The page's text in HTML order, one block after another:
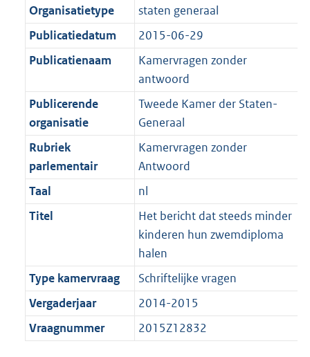
t
a
t
K
b
2
K
b
Organisatietype
staten generaal
Publicatiedatum
2015-06-29
Publicatienaam
Kamervragen zonder
antwoord
Publicerende
organisatie
Tweede Kamer der Staten-
Generaal
Rubriek
parlementair
Kamervragen zonder
Antwoord
Taal
nl
Titel
Het bericht dat steeds minder
kinderen hun zwemdiploma
halen
Type kamervraag
Schriftelijke vragen
Vergaderjaar
2014-2015
Vraagnummer
2015Z12832